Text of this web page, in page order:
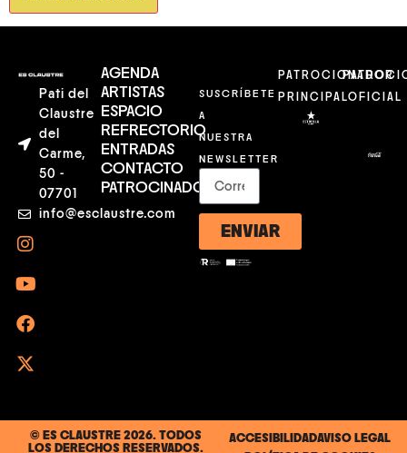
Pati del
Claustre
del
Carme,
50 -
07701
info@esclaustre.com
AGENDA
ARTISTAS
ESPACIO
REFRECTORIO
ENTRADAS
CONTACTO
PATROCINADORES
SUSCRÍBETE
A
NUESTRA
NEWSLETTER
ENVIAR
PATROCIONADOR
PRINCIPALOFICIAL
© ES CLAUSTRE 2026. TODOS
LOS DERECHOS RESERVADOS.
ACCESIBILIDADAVISO LEGAL